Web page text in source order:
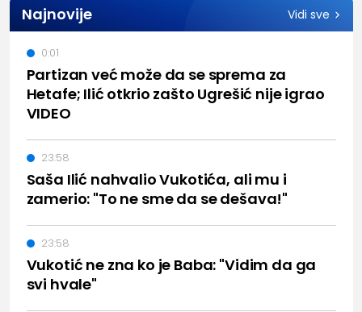
Najnovije Vidi sve
Partizan već može da se sprema za
Hetafe; Ilić otkrio zašto Ugrešić nije igrao
VIDEO
0:01
Saša Ilić nahvalio Vukotića, ali mu i
zamerio: "To ne sme da se dešava!"
23:58
Vukotić ne zna ko je Baba: "Vidim da ga
svi hvale"
23:58